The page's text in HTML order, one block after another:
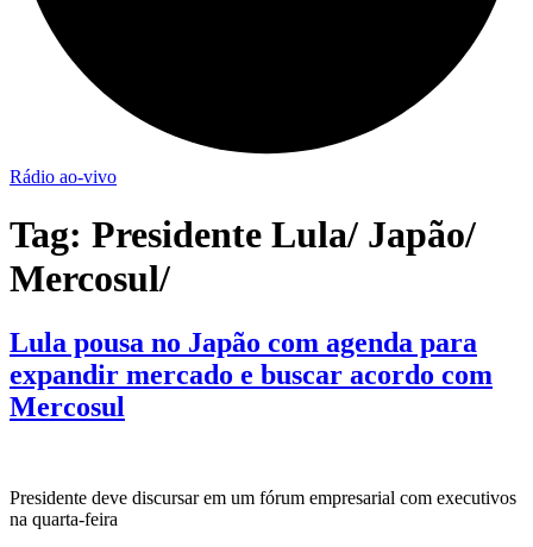
Rádio ao-vivo
Tag: Presidente Lula/ Japão/
Mercosul/
Lula pousa no Japão com agenda para
expandir mercado e buscar acordo com
Mercosul
Presidente deve discursar em um fórum empresarial com executivos
na quarta-feira